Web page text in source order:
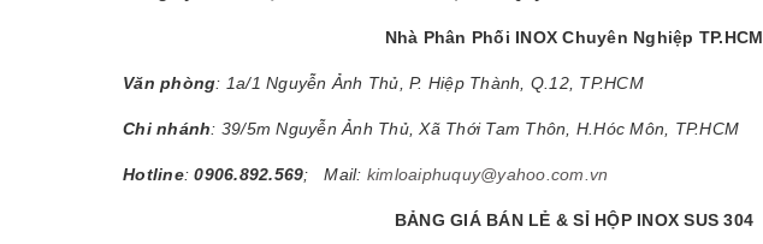
Nhà Phân Phối INOX Chuyên Nghiệp TP.HCM
Văn phòng: 1a/1 Nguyễn Ảnh Thủ, P. Hiệp Thành, Q.12, TP.HCM
Chi nhánh: 39/5m Nguyễn Ảnh Thủ, Xã Thới Tam Thôn, H.Hóc Môn, TP.HCM
Hotline:0906.892.569; Mail: kimloaiphuquy@yahoo.com.vn
BẢNG GIÁ BÁN LẺ & SỈ HỘP INOX SUS 304